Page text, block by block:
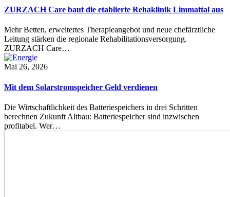
ZURZACH Care baut die etablierte Rehaklinik Limmattal aus
Mehr Betten, erweitertes Therapieangebot und neue chefärztliche
Leitung stärken die regionale Rehabilitationsversorgung.
ZURZACH Care…
Mai 26, 2026
Mit dem Solarstromspeicher Geld verdienen
Die Wirtschaftlichkeit des Batteriespeichers in drei Schritten
berechnen Zukunft Altbau: Batteriespeicher sind inzwischen
profitabel. Wer…